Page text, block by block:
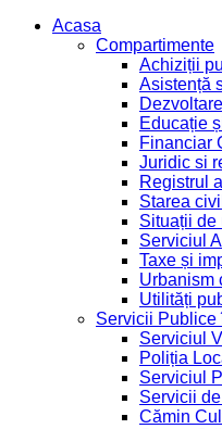
Acasa
Compartimente
Achiziții
Asistență
Educație
Financiar
Juridic si
Registrul
Starea
Situații de
Serviciul
Taxe și
Urbanism
Utilități
Servicii Publice
Serviciul
Poliția
Serviciul
Servicii
Cămin